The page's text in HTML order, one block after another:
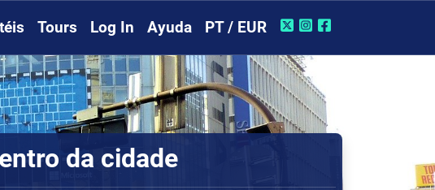
Tours Log In Ayuda PT / EUR
da cidade